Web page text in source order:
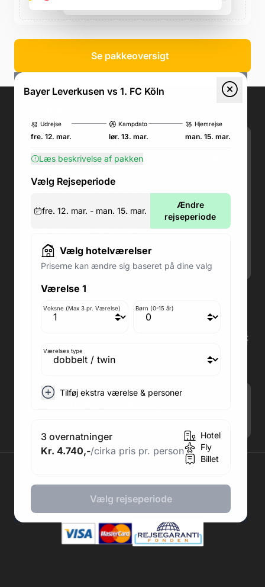
Se pakkeoversigt
Bayer Leverkusen vs 1. FC Köln
Udrejse
fre. 12. mar.
Kampdato
lør. 13. mar.
Hjemrejse
man. 15. mar.
Læs beskrivelse af pakken
Vælg Rejseperiode
fre. 12. mar. - man. 15. mar.
Ændre
rejseperiode
Vælg hotelværelser
Priserne kan ændre sig baseret på dine valg
Værelse 1
Voksne (Max 3 pr. Værelse) Børn (0-15 år)
Værelses type
Tilføj ekstra værelse & personer
3 overnatninger
Kr. 4.740,-/cirka pris pr. person
Hotel
Fly
Billet
Vælg rejseperiode
Email:kundeservice@fodboldpakker.dk
Akuttelefon under rejsen: Nummeret står i
bunden af dit rejsedokument
Man-Ons: 09.00-18.00
Lørdag: 09.00-12.00
Søndag: Lukket
Adresse butik: Fodboldpakker ApS Rosendal 1C
2860 Søborg
Medlem af rejsegarantifonden: 3350
Adresse kontor: Fodboldpakker ApS Rosendal 1C
2860 Søborg
CVR: 41967218